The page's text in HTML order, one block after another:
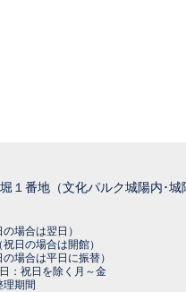
１番地（文化パルク城陽内･
場合は翌日）
日の場合は開館）
場合は平日に振替）
を除く月～金
理期間